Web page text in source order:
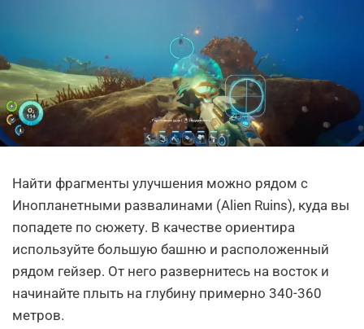
Найти фрагменты улучшения можно рядом с
Инопланетными развалинами (Alien Ruins), куда вы
попадете по сюжету. В качестве ориентира
используйте большую башню и расположенный
рядом гейзер. От него развернитесь на восток и
начинайте плыть на глубину примерно 340-360
метров.